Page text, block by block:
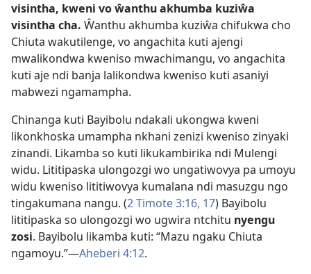
visintha, kweni vo ŵanthu akhumba kuziŵa
visintha cha. Ŵanthu akhumba kuziŵa chifukwa cho
Chiuta wakutilenge, vo angachita kuti ajengi
mwalikondwa kweniso mwachimangu, vo angachita
kuti aje ndi banja lalikondwa kweniso kuti asaniyi
mabwezi ngamampha.
Chinanga kuti Bayibolu ndakali ukongwa kweni
likonkhoska umampha nkhani zenizi kweniso zinyaki
zinandi. Likamba so kuti likukambirika ndi Mulengi
widu. Lititipaska ulongozgi wo ungatiwovya pa umoyu
widu kweniso lititiwovya kumalana ndi masuzgu ngo
tingakumana nangu. (2 Timote 3:16, 17) Bayibolu
lititipaska so ulongozgi wo ugwira ntchitu nyengu
zosi. Bayibolu likamba kuti: “Mazu ngaku Chiuta
ngamoyu.”—Aheberi 4:12.